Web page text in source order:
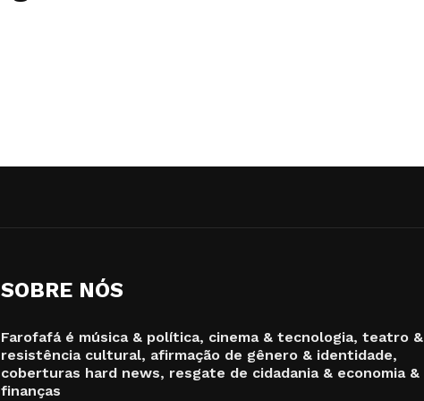
SOBRE NÓS
Farofafá é música & política, cinema & tecnologia, teatro &
resistência cultural, afirmação de gênero & identidade,
coberturas hard news, resgate de cidadania & economia &
finanças